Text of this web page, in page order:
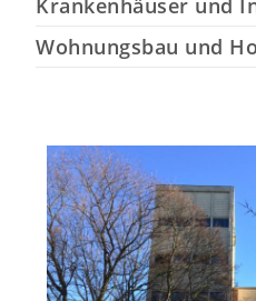
Krankenhäuser und
Wohnungsbau und